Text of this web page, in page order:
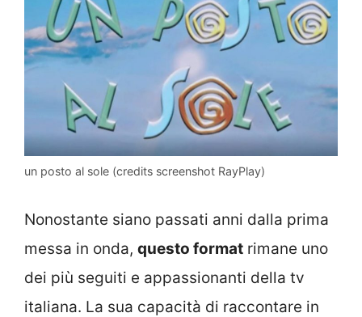
un posto al sole (credits screenshot RayPlay)
Nonostante siano passati anni dalla prima
messa in onda, questo format rimane uno
dei più seguiti e appassionanti della tv
italiana. La sua capacità di raccontare in